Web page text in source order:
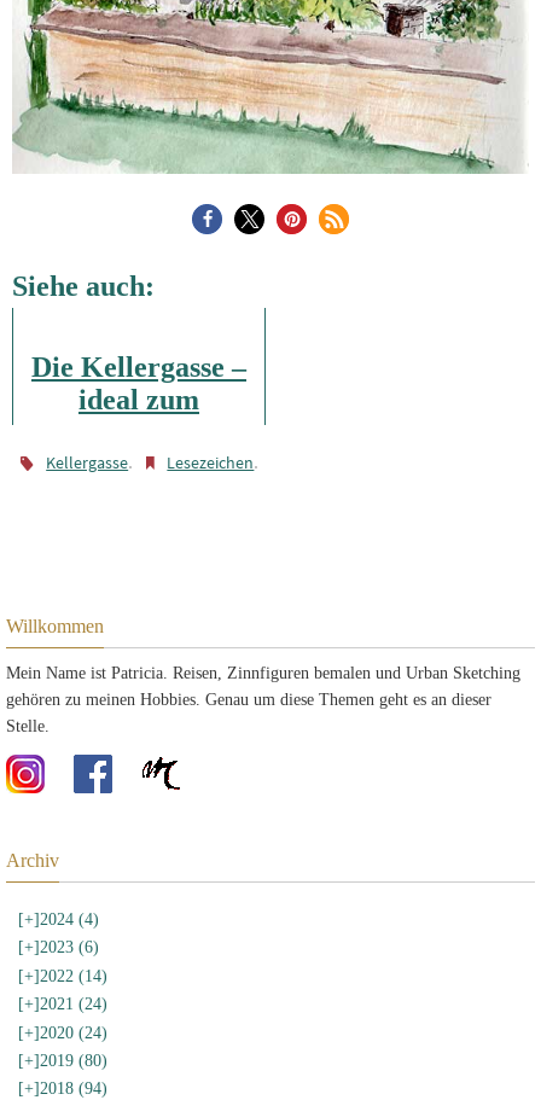
Siehe auch:
Die Kellergasse –
ideal zum
Trinken
Kellergasse. Lesezeichen.
Willkommen
Mein Name ist Patricia. Reisen, Zinnfiguren bemalen und Urban Sketching
gehören zu meinen Hobbies. Genau um diese Themen geht es an dieser
Stelle.
Archiv
[+]2024 (4)
[+]2023 (6)
[+] 2022 (14)
[+]2021 (24)
[+]2020 (24)
[+] 2019 (80)
[+]2018 (94)